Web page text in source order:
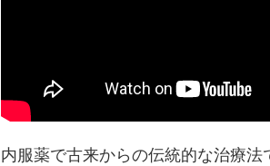
内服薬で古来からの伝統的な治療